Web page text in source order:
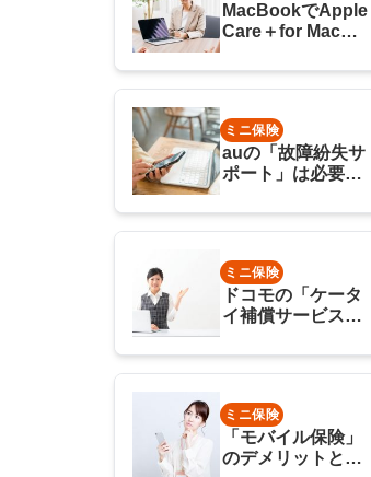
MacBookでApple
Care＋for Macに
にかかる費用は？
ミニ保険
auの「故障紛失サ
ポート」は必要な
見たその理由とは
ミニ保険
ドコモの「ケータ
イ補償サービス」
ない理由を解説！
ミニ保険
「モバイル保険」
のデメリットとメ